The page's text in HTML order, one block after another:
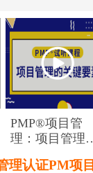
PMP®项目管
理：项目管理
理认证PM项